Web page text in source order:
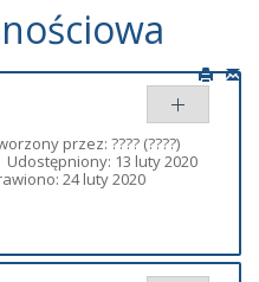
przez: ???? (????)
Udostępniony: 13 luty 2020
24 luty 2020